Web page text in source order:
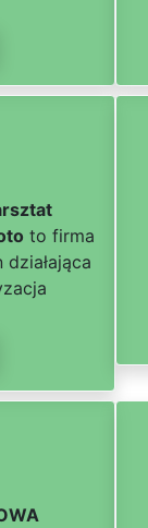
to firma